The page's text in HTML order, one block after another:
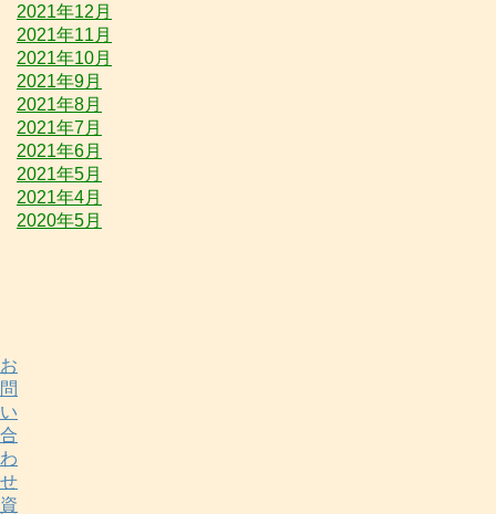
2021年12月
2021年11月
2021年10月
2021年9月
2021年8月
2021年7月
2021年6月
2021年5月
2021年4月
2020年5月
お
問
い
合
わ
せ
資